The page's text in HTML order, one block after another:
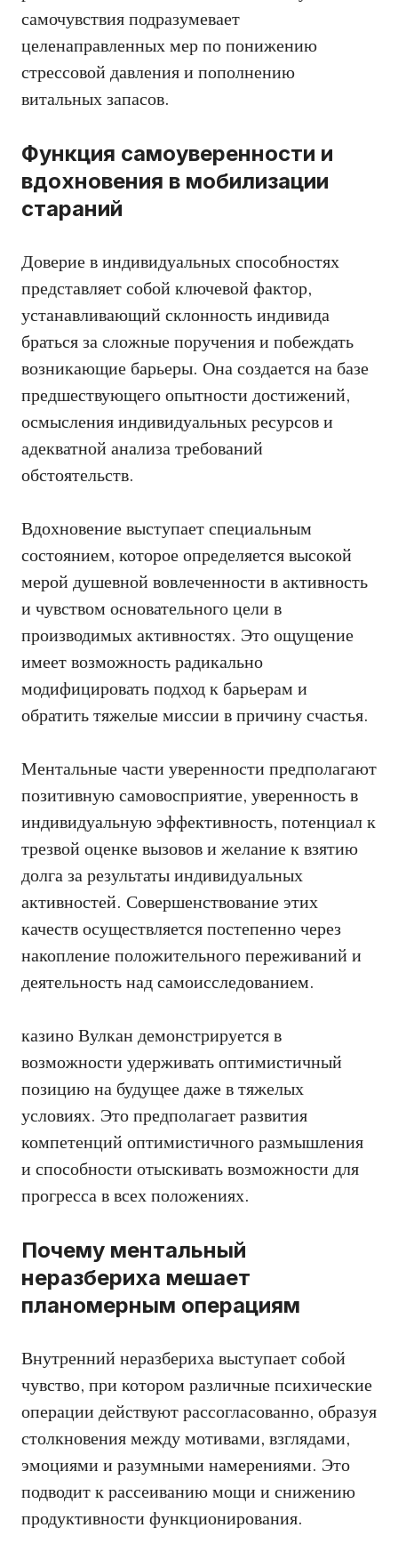
самочувствия подразумевает
целенаправленных мер по понижению
стрессовой давления и пополнению
витальных запасов.
Функция самоуверенности и
вдохновения в мобилизации
стараний
Доверие в индивидуальных способностях
представляет собой ключевой фактор,
устанавливающий склонность индивида
браться за сложные поручения и побеждать
возникающие барьеры. Она создается на базе
предшествующего опытности достижений,
осмысления индивидуальных ресурсов и
адекватной анализа требований
обстоятельств.
Вдохновение выступает специальным
состоянием, которое определяется высокой
мерой душевной вовлеченности в активность
и чувством основательного цели в
производимых активностях. Это ощущение
имеет возможность радикально
модифицировать подход к барьерам и
обратить тяжелые миссии в причину счастья.
Ментальные части уверенности предполагают
позитивную самовосприятие, уверенность в
индивидуальную эффективность, потенциал к
трезвой оценке вызовов и желание к взятию
долга за результаты индивидуальных
активностей. Совершенствование этих
качеств осуществляется постепенно через
накопление положительного переживаний и
деятельность над самоисследованием.
казино Вулкан демонстрируется в
возможности удерживать оптимистичный
позицию на будущее даже в тяжелых
условиях. Это предполагает развития
компетенций оптимистичного размышления
и способности отыскивать возможности для
прогресса в всех положениях.
Почему ментальный
неразбериха мешает
планомерным операциям
Внутренний неразбериха выступает собой
чувство, при котором различные психические
операции действуют рассогласованно, образуя
столкновения между мотивами, взглядами,
эмоциями и разумными намерениями. Это
подводит к рассеиванию мощи и снижению
продуктивности функционирования.